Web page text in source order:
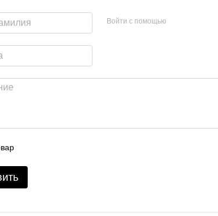
Войти с помощью